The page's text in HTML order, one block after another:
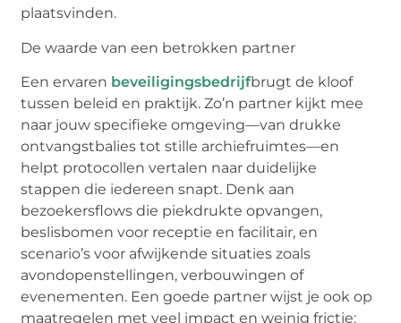
plaatsvinden.
De waarde van een betrokken partner
Een ervaren beveiligingsbedrijfbrugt de kloof
tussen beleid en praktijk. Zo’n partner kijkt mee
naar jouw specifieke omgeving—van drukke
ontvangstbalies tot stille archiefruimtes—en
helpt protocollen vertalen naar duidelijke
stappen die iedereen snapt. Denk aan
bezoekersflows die piekdrukte opvangen,
beslisbomen voor receptie en facilitair, en
scenario’s voor afwijkende situaties zoals
avondopenstellingen, verbouwingen of
evenementen. Een goede partner wijst je ook op
maatregelen met veel impact en weinig frictie: